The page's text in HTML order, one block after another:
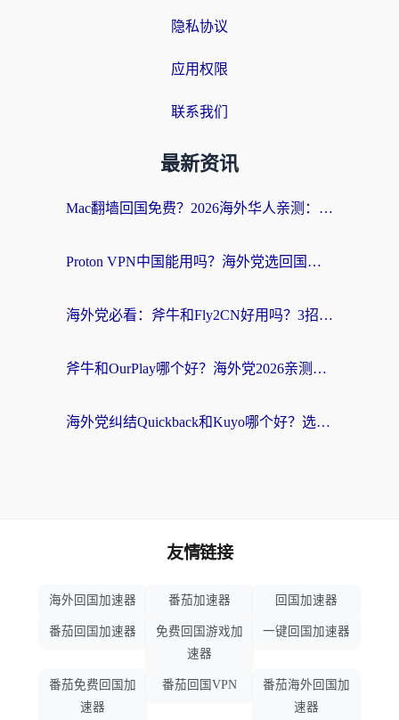
隐私协议
应用权限
联系我们
最新资讯
Mac翻墙回国免费？2026海外华人亲测：从CCTV5直播到国内APP，这样选加速器才靠谱
Proton VPN中国能用吗？海外党选回国加速器的避坑指南（附番茄加速器实测）
海外党必看：斧牛和Fly2CN好用吗？3招教你选对回国加速器（附免费试用攻略）
斧牛和OurPlay哪个好？海外党2026亲测：选对加速器，国内资源秒加载
海外党纠结Quickback和Kuyo哪个好？选对回国加速器才能无缝刷国内资源
友情链接
海外回国加速器 番茄加速器 回国加速器
番茄回国加速器
免费回国游戏加
速器
一键回国加速器
番茄免费回国加
速器
番茄回国VPN
番茄海外回国加
速器